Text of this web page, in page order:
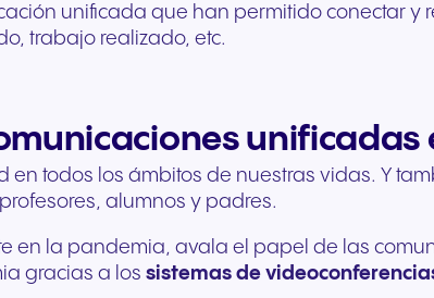
unificada que han permitido conectar y
trabajo realizado, etc.
unificadas
en todos los ámbitos de nuestras vidas. Y
alumnos y padres.
en la pandemia, avala el papel de las
gracias a los sistemas de